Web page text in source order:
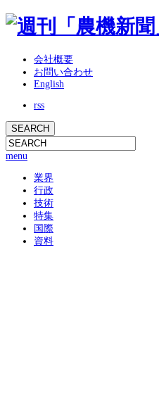
会社概要
お問い合わせ
English
rss
menu
業界
行政
技術
特集
国際
資料